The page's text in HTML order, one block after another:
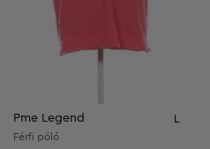
Pme Legend L
Férfi póló